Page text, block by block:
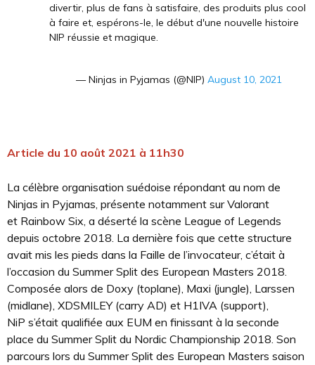
divertir, plus de fans à satisfaire, des produits plus cool
à faire et, espérons-le, le début d'une nouvelle histoire
NIP réussie et magique.
— Ninjas in Pyjamas (@NIP) August 10, 2021
Article du 10 août 2021 à 11h30
La célèbre organisation suédoise répondant au nom de
Ninjas in Pyjamas, présente notamment sur Valorant
et Rainbow Six, a déserté la scène League of Legends
depuis octobre 2018. La dernière fois que cette structure
avait mis les pieds dans la Faille de l’invocateur, c’était à
l’occasion du Summer Split des European Masters 2018.
Composée alors de Doxy (toplane), Maxi (jungle), Larssen
(midlane), XDSMILEY (carry AD) et H1IVA (support),
NiP s’était qualifiée aux EUM en finissant à la seconde
place du Summer Split du Nordic Championship 2018. Son
parcours lors du Summer Split des European Masters saison